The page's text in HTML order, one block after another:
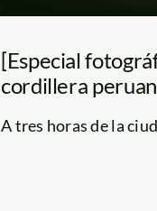
[Especial
cordillera
A tres horas de la